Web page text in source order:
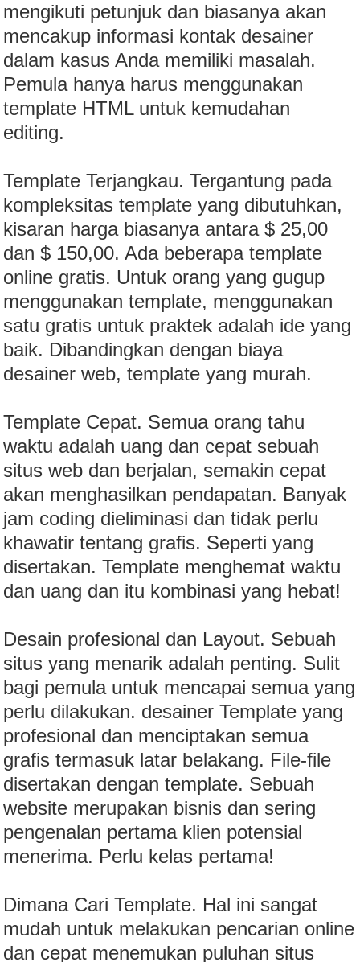
mengikuti petunjuk dan biasanya akan
mencakup informasi kontak desainer
dalam kasus Anda memiliki masalah.
Pemula hanya harus menggunakan
template HTML untuk kemudahan
editing.
Template Terjangkau. Tergantung pada
kompleksitas template yang dibutuhkan,
kisaran harga biasanya antara $ 25,00
dan $ 150,00. Ada beberapa template
online gratis. Untuk orang yang gugup
menggunakan template, menggunakan
satu gratis untuk praktek adalah ide yang
baik. Dibandingkan dengan biaya
desainer web, template yang murah.
Template Cepat. Semua orang tahu
waktu adalah uang dan cepat sebuah
situs web dan berjalan, semakin cepat
akan menghasilkan pendapatan. Banyak
jam coding dieliminasi dan tidak perlu
khawatir tentang grafis. Seperti yang
disertakan. Template menghemat waktu
dan uang dan itu kombinasi yang hebat!
Desain profesional dan Layout. Sebuah
situs yang menarik adalah penting. Sulit
bagi pemula untuk mencapai semua yang
perlu dilakukan. desainer Template yang
profesional dan menciptakan semua
grafis termasuk latar belakang. File-file
disertakan dengan template. Sebuah
website merupakan bisnis dan sering
pengenalan pertama klien potensial
menerima. Perlu kelas pertama!
Dimana Cari Template. Hal ini sangat
mudah untuk melakukan pencarian online
dan cepat menemukan puluhan situs